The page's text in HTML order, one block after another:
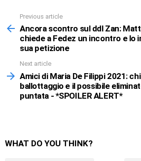
more
Previous article
Ancora scontro sul ddl Zan:
chiede a Fedez un incontro e lo
sua petizione
Next article
Amici di Maria De Filippi 2021:
ballottaggio e il possibile
puntata - *SPOILER ALERT*
WHAT DO YOU THINK?